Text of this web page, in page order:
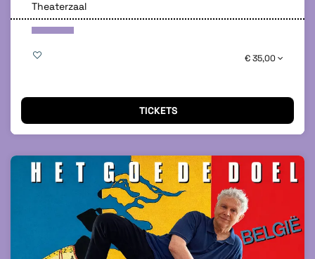
Theaterzaal
€ 35,00
TICKETS